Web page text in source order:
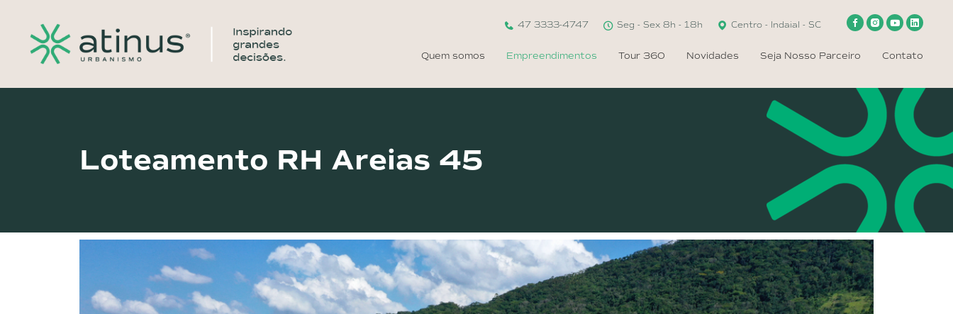
47 3333-4747 Seg - Sex 8h - 18h Centro - Indaial - SC
Quem somos Empreendimentos Tour 360 Novidades Seja Nosso Parceiro Contato
Loteamento RH Areias 45